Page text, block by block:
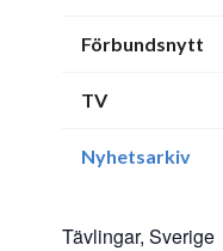
Förbundsnytt
TV
Nyhetsarkiv
Tävlingar, Sverige